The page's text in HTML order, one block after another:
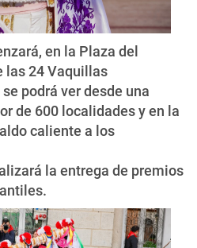
en la Plaza del
las 24 Vaquillas
podrá ver desde una
de 600 localidades y en la
caliente a los
la entrega de premios